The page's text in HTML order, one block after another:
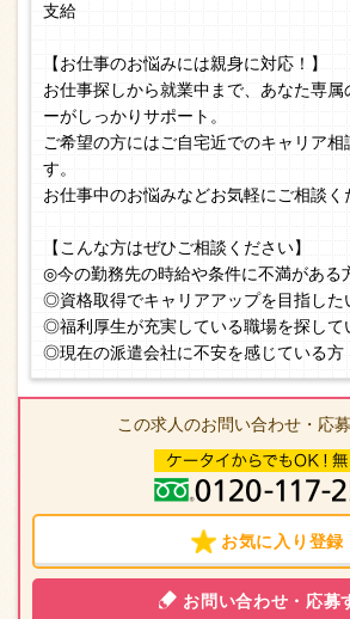
支給
【お仕事のお悩みには親身に対応！】
お仕事探しから就業中まで、あなた専属
ーがしっかりサポート。
ご希望の方にはご自宅近でのキャリア相
す。
お仕事中のお悩みなどお気軽にご相談く
【こんな方はぜひご相談ください】
◎今の勤務先の時給や条件に不満がある
◎資格取得でキャリアアップを目指した
◎福利厚生が充実している職場を探して
◎現在の派遣会社に不安を感じている方
この求人のお問い合わせ・応
お気に入り登録
お問い合わせ・応募